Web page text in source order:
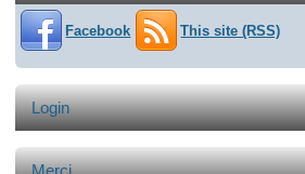
Facebook This site (RSS)
Login
Merci